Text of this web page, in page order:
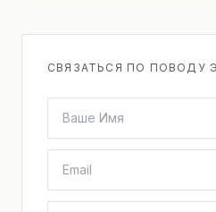
СВЯЗАТЬСЯ ПО ПОВОДУ